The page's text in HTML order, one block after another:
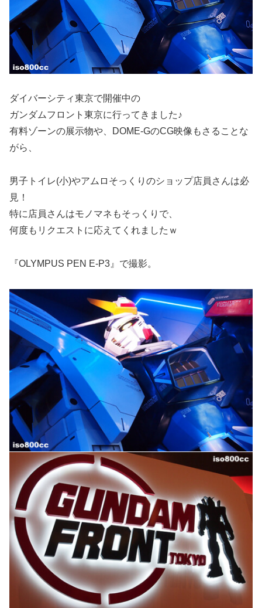
ダイバーシティ東京で開催中の
ガンダムフロント東京に行ってきました♪
有料ゾーンの展示物や、DOME-GのCG映像もさることな
がら、
男子トイレ(小)やアムロそっくりのショップ店員さんは必
見！
特に店員さんはモノマネもそっくりで、
何度もリクエストに応えてくれましたｗ
『OLYMPUS PEN E-P3』で撮影。